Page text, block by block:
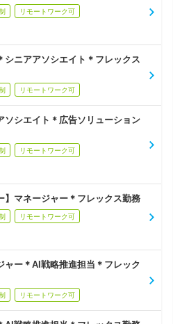
リモートワーク可
シニアアソシエイト＊フレックス
リモートワーク可
ソシエイト＊広告ソリューション
リモートワーク可
】マネージャー＊フレックス勤務
リモートワーク可
ャー＊AI戦略推進担当＊フレック
リモートワーク可